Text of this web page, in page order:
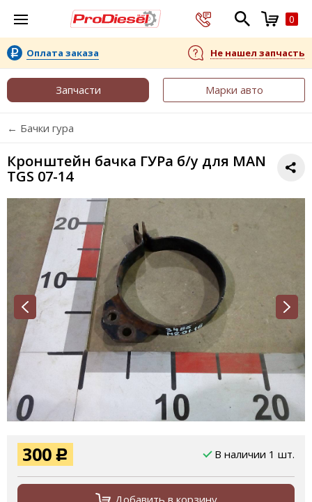
0
Оплата заказа Не нашел запчасть
Запчасти Марки авто
← Бачки гура
Кронштейн бачка ГУРа б/у для MAN
TGS 07-14
300 Р В наличии 1 шт.
Добавить в корзину